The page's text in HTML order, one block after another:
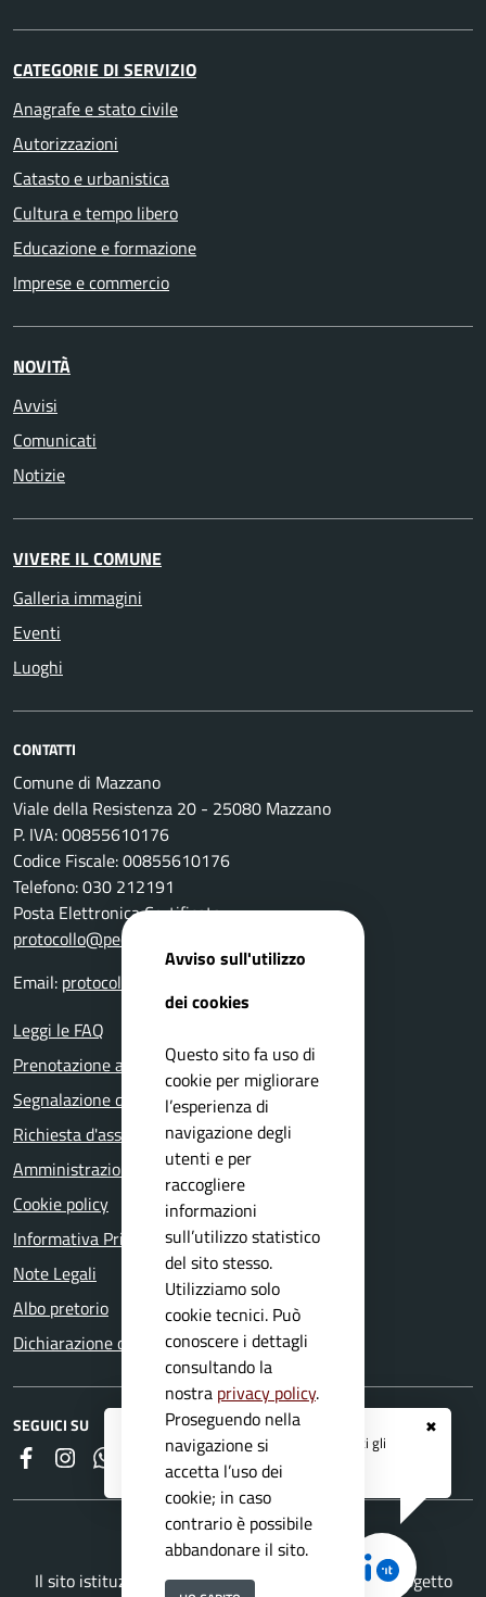
✖
Registrati ai serviziAPP IO
e ricevi tutti gli
aggiornamenti dall'Ente
CATEGORIE DI SERVIZIO
Anagrafe e stato civile
Autorizzazioni
Catasto e urbanistica
Cultura e tempo libero
Educazione e formazione
Imprese e commercio
NOVITÀ
Avvisi
Comunicati
Notizie
VIVERE IL COMUNE
Galleria immagini
Eventi
Luoghi
CONTATTI
Comune di Mazzano
Viale della Resistenza 20 - 25080 Mazzano
P. IVA: 00855610176
Codice Fiscale: 00855610176
Telefono: 030 212191
Posta Elettronica Certificata:
protocollo@pec.comune.mazzano.bs.it
Email: protocollo@comune.mazzano.bs.it
Leggi le FAQ
Prenotazione appuntamento
Segnalazione disservizio
Richiesta d'assistenza
Amministrazione trasparente
Cookie policy
Informativa Privacy
Note Legali
Albo pretorio
Dichiarazione di accessibilità
SEGUICI SU
FaceboookInstagramWhatsapp
RSS
Il sito istituzionale del Comune di Mazzano è un progetto
Avviso sull'utilizzo
dei cookies
Questo sito fa uso di
cookie per migliorare
l’esperienza di
navigazione degli
utenti e per
raccogliere
informazioni
sull’utilizzo statistico
del sito stesso.
Utilizziamo solo
cookie tecnici. Può
conoscere i dettagli
consultando la
nostra privacy policy.
Proseguendo nella
navigazione si
accetta l’uso dei
cookie; in caso
contrario è possibile
abbandonare il sito.